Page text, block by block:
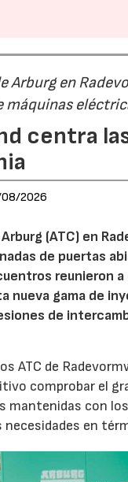
Arburg en
máquinas
centra
2026
(ATC) en
de puertas
reunieron
nueva gama de
de
ATC de
comprobar el
mantenidas con
en